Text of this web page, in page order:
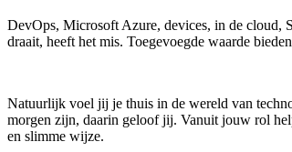
DevOps, Microsoft Azure, devices, in de cloud,
draait, heeft het mis. Toegevoegde waarde
Natuurlijk voel jij je thuis in de wereld van
morgen zijn, daarin geloof jij. Vanuit jouw rol
en slimme wijze.